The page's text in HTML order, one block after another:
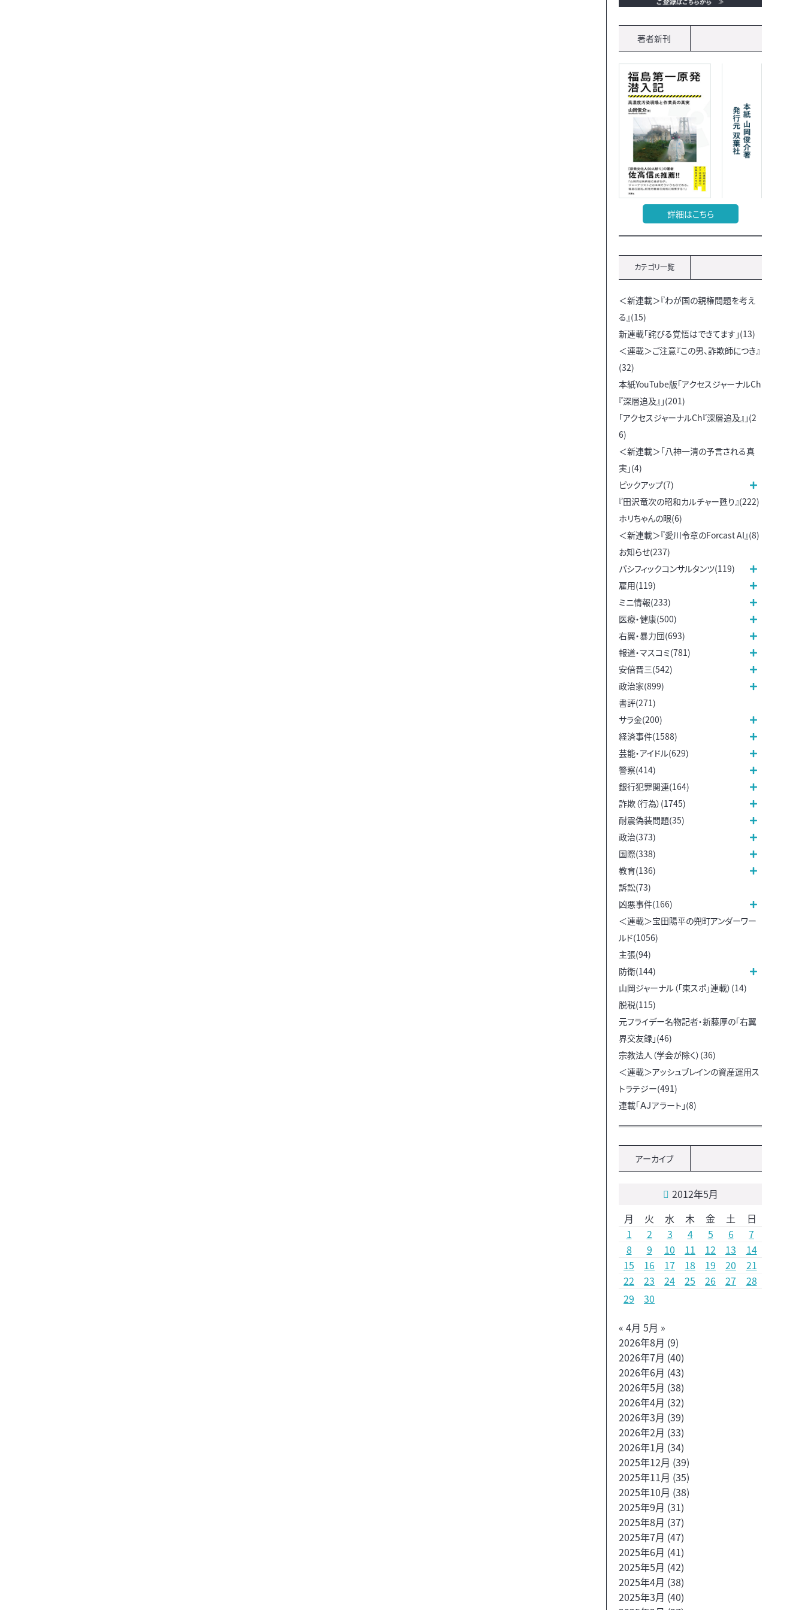
著者新刊
詳細はこちら
カテゴリ一覧
＜新連載＞『わが国の親権問題を考え
る』(15)
新連載「詫びる覚悟はできてます」(13)
＜連載＞ご注意『この男、詐欺師につき』
(32)
本紙YouTube版「アクセスジャーナルCh
『深層追及』」(201)
「アクセスジャーナルCh『深層追及』」(2
6)
＜新連載＞「八神一清の予言される真
実」(4)
ピックアップ(7)
『田沢竜次の昭和カルチャー甦り』(222)
ホリちゃんの眼(6)
＜新連載＞『愛川令章のForcast AI』(8)
お知らせ(237)
パシフィックコンサルタンツ(119)
雇用(119)
ミニ情報(233)
医療・健康(500)
右翼・暴力団(693)
報道・マスコミ(781)
安倍晋三(542)
政治家(899)
書評(271)
サラ金(200)
経済事件(1588)
芸能・アイドル(629)
警察(414)
銀行犯罪関連(164)
詐欺（行為）(1745)
耐震偽装問題(35)
政治(373)
国際(338)
教育(136)
訴訟(73)
凶悪事件(166)
＜連載＞宝田陽平の兜町アンダーワー
ルド(1056)
主張(94)
防衛(144)
山岡ジャーナル（「東スポ」連載）(14)
脱税(115)
元フライデー名物記者・新藤厚の「右翼
界交友録」(46)
宗教法人（学会が除く）(36)
＜連載＞アッシュブレインの資産運用ス
トラテジー(491)
連載「ＡＪアラート」(8)
アーカイブ
2012年5月
月
火 水 木 金 土
日
1
2 3 4 5 6
7
8
9 10 11 12 13
14
15
16 17 18 19 20
21
22
23 24 25 26 27
28
29
30
« 4月 5月 »
2026年8月 (9)
2026年7月 (40)
2026年6月 (43)
2026年5月 (38)
2026年4月 (32)
2026年3月 (39)
2026年2月 (33)
2026年1月 (34)
2025年12月 (39)
2025年11月 (35)
2025年10月 (38)
2025年9月 (31)
2025年8月 (37)
2025年7月 (47)
2025年6月 (41)
2025年5月 (42)
2025年4月 (38)
2025年3月 (40)